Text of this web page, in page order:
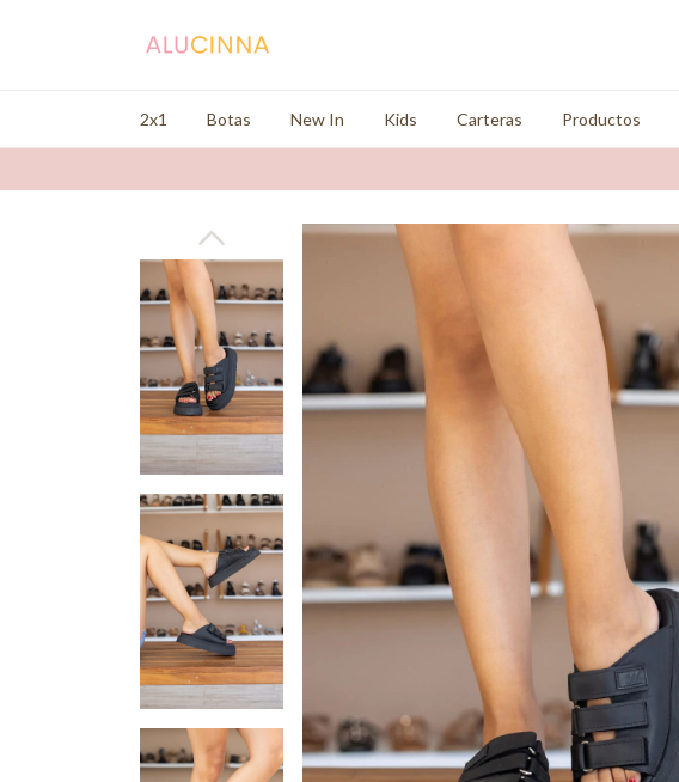
2x1 Botas New In Kids Carteras Productos